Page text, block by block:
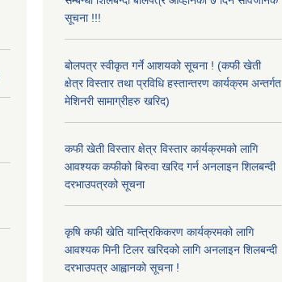
सूचना !!!
बोलपत्र स्वीकृत गर्ने आशयको सूचना ! (कफी खेती
क्षेत्र विस्तार तथा प्रविधि हस्तान्तरण कार्यक्रम अन्तर्गत
मेशिनरी सामाग्रीहरु खरिद)
कफी खेती विस्तार क्षेत्र विस्तार कार्यक्रमको लागि
आवश्यक कफीको बिरुवा खरिद गर्न अनलाइन शिलबन्दी
दरभाउपत्रको सूचना
कृषि कफी खेति यान्त्रिकिकरण कार्यक्रमको लागि
आवश्यक मिनी टिलर खरिदको लागि अनलाइन शिलबन्दी
दरभाउपत्र आह्वानको सूचना !